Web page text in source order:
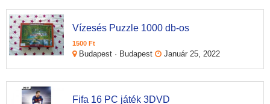
Vízesés Puzzle 1000 db-os
1500 Ft
Budapest · Budapest Január 25, 2022
Fifa 16 PC játék 3DVD